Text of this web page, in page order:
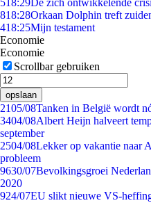
518:29De zich ontwikkelende
818:28Orkaan Dolphin treft
418:25Mijn testament
Economie
Economie
Scrollbar gebruiken
opslaan
2105/08Tanken in België wordt
3404/08Albert Heijn halveert
september
2504/08Lekker op vakantie naar
probleem
9630/07Bevolkingsgroei
2020
924/07EU slikt nieuwe VS-